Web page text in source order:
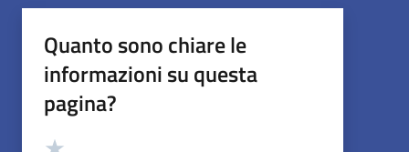
Quanto sono chiare le
informazioni su questa
pagina?
Valutazione